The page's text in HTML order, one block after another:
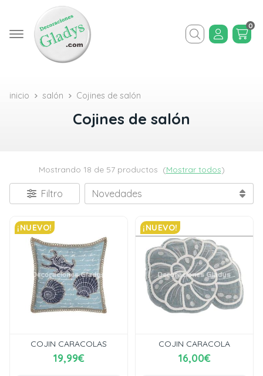
Buscar
0
inicio salón Cojines de salón
Cojines de salón
Mostrando 18 de 57 productos (Mostrar todos)
Filtro
¡NUEVO!
COJIN CARACOLAS
19,99€
¡NUEVO!
COJIN CARACOLA
16,00€